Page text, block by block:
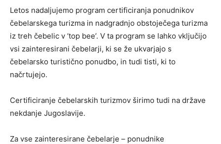
Letos nadaljujemo program certificiranja ponudnikov
čebelarskega turizma in nadgradnjo obstoječega turizma
iz treh čebelic v ‘top bee’. V ta program se lahko vključijo
vsi zainteresirani čebelarji, ki se že ukvarjajo s
čebelarsko turistično ponudbo, in tudi tisti, ki to
načrtujejo.
Certificiranje čebelarskih turizmov širimo tudi na države
nekdanje Jugoslavije.
Za vse zainteresirane čebelarje – ponudnike